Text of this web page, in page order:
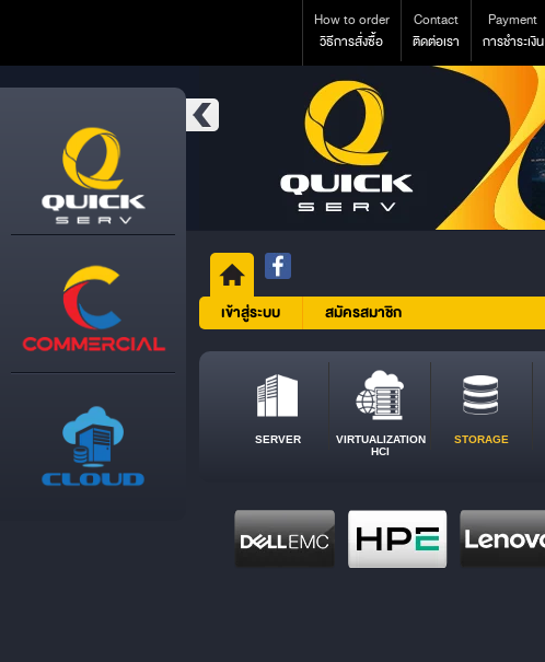
How to order
วิธีการสั่งซื้อ
Contact
ติดต่อเรา
Payment
การชำระเงิน
เข้าสู่ระบบ สมัครสมาชิก
SERVER
VIRTUALIZATION
HCI
STORAGE